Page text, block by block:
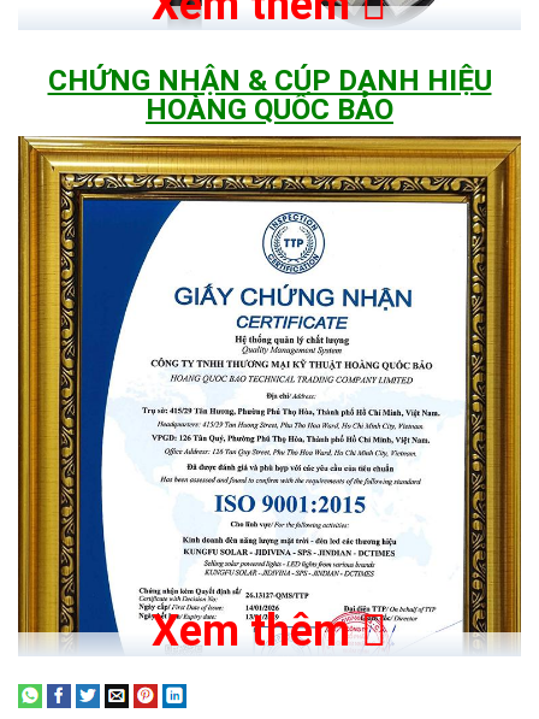
Phần đầu của đèn được thiết kế 5 bóng đèn lắp đặt xen
kẽ, giúp ánh sáng tỏa đều ra xung quanh
Trong mỗi 5 bóng đèn bao gồm 400 mắt Led siêu sáng,
loại cao cấp nhất giúp tiết kiệm năng lượng và đem lại
ánh sáng có độ sáng cao, đặc biệt không xảy ra tình
trạng bị chớp, tắt.
CHỨNG NHẬN & CÚP DANH HIỆU
HOÀNG QUỐC BẢO
Xem thêm